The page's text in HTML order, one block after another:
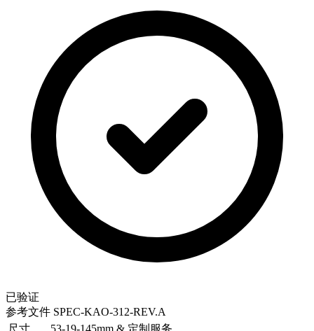
已验证
参考文件 SPEC-KAO-312-REV.A
尺寸
53-19-145mm & 定制服务